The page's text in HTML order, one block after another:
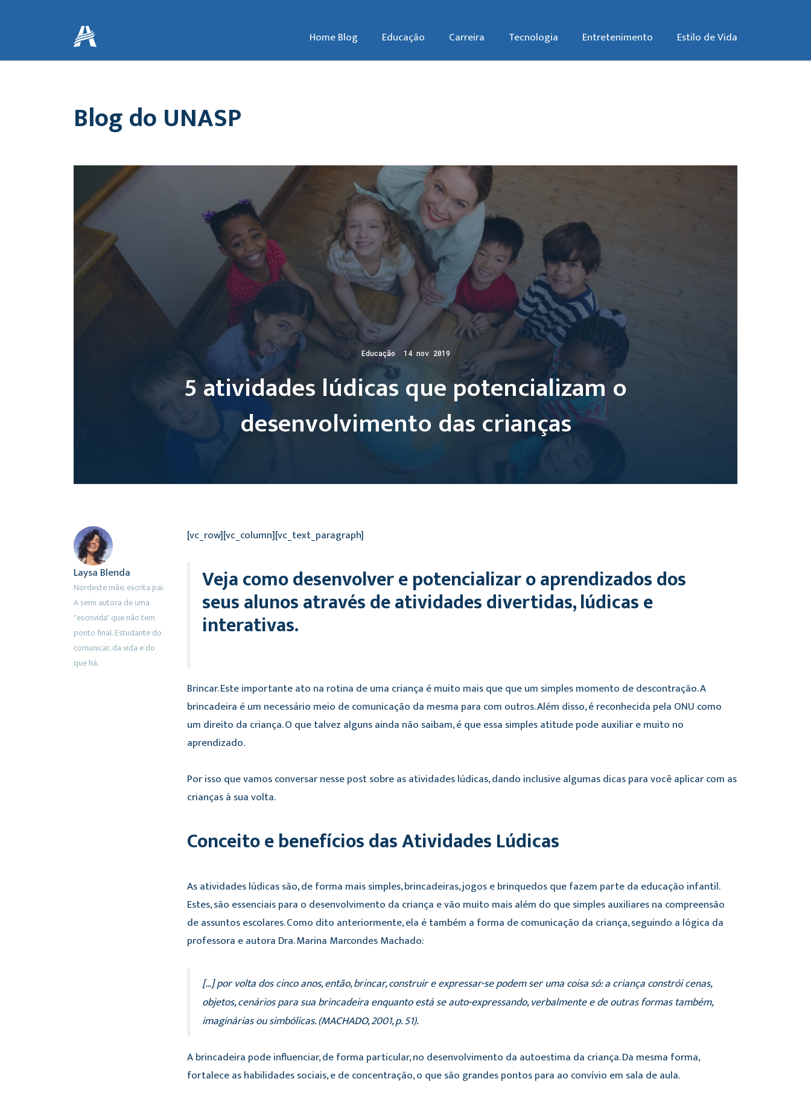
Home Blog Educação Carreira Tecnologia Entretenimento Estilo de Vida
Blog do UNASP
Educação 14 nov 2019
5 atividades lúdicas que potencializam o
desenvolvimento das crianças
Laysa Blenda
Nordeste mãe, escrita pai.
A semi autora de uma
"escrivida" que não tem
ponto final. Estudante do
comunicar, da vida e do
que há.
[vc_row][vc_column][vc_text_paragraph]
Veja como desenvolver e potencializar o aprendizados dos
seus alunos através de atividades divertidas, lúdicas e
interativas.
Brincar. Este importante ato na rotina de uma criança é muito mais que que um simples momento de descontração. A
brincadeira é um necessário meio de comunicação da mesma para com outros. Além disso, é reconhecida pela ONU como
um direito da criança. O que talvez alguns ainda não saibam, é que essa simples atitude pode auxiliar e muito no
aprendizado.
Por isso que vamos conversar nesse post sobre as atividades lúdicas, dando inclusive algumas dicas para você aplicar com as
crianças à sua volta.
Conceito e benefícios das Atividades Lúdicas
As atividades lúdicas são, de forma mais simples, brincadeiras, jogos e brinquedos que fazem parte da educação infantil.
Estes, são essenciais para o desenvolvimento da criança e vão muito mais além do que simples auxiliares na compreensão
de assuntos escolares. Como dito anteriormente, ela é também a forma de comunicação da criança, seguindo a lógica da
professora e autora Dra. Marina Marcondes Machado:
[…] por volta dos cinco anos, então, brincar, construir e expressar-se podem ser uma coisa só: a criança constrói cenas,
objetos, cenários para sua brincadeira enquanto está se auto-expressando, verbalmente e de outras formas também,
imaginárias ou simbólicas. (MACHADO, 2001, p. 51).
A brincadeira pode influenciar, de forma particular, no desenvolvimento da autoestima da criança. Da mesma forma,
fortalece as habilidades sociais, e de concentração, o que são grandes pontos para ao convívio em sala de aula.